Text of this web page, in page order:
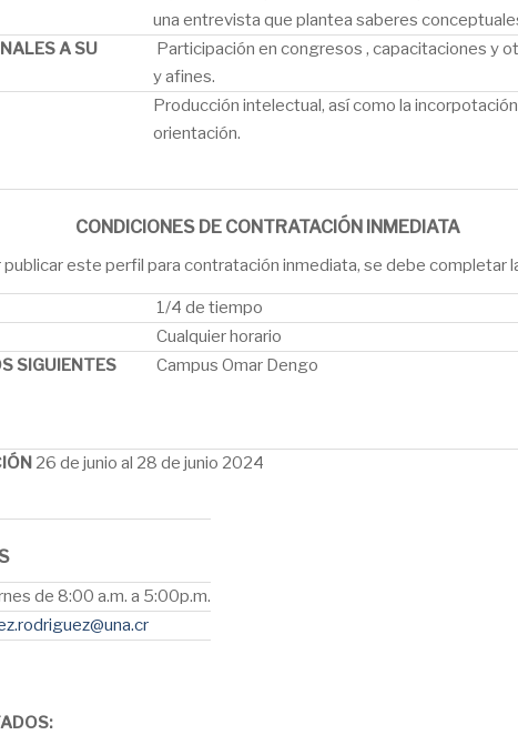
una entrevista que plantea saberes
A SU
Participación en congresos , capacitaciones y
y afines.
Producción intelectual, así como la
orientación.
CONDICIONES DE CONTRATACIÓN INMEDIATA
este perfil para contratación inmediata, se debe completar
1/4 de tiempo
Cualquier horario
SIGUIENTES
Campus Omar Dengo
26 de junio al 28 de junio 2024
de 8:00 a.m. a 5:00p.m.